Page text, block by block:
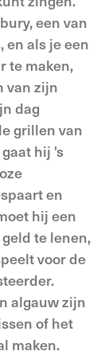
een van
en als je een
te maken,
van zijn
dag
grillen van
hij 's
en
hij een
te lenen,
voor de
algauw zijn
of het
maken.